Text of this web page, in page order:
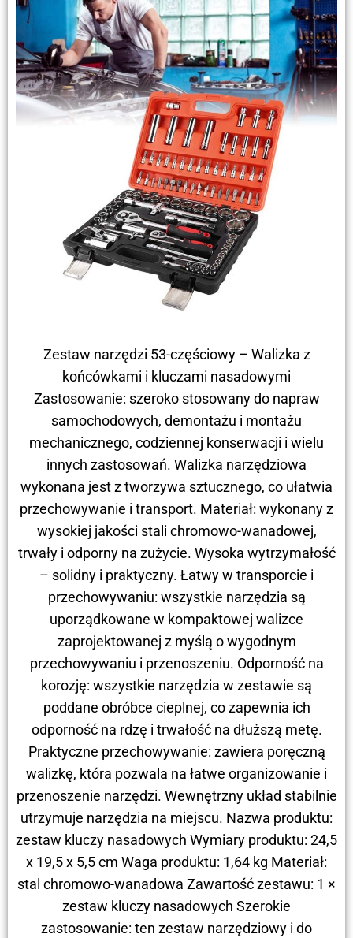
Zestaw narzędzi 53-częściowy – Walizka z
końcówkami i kluczami nasadowymi
Zastosowanie: szeroko stosowany do napraw
samochodowych, demontażu i montażu
mechanicznego, codziennej konserwacji i wielu
innych zastosowań. Walizka narzędziowa
wykonana jest z tworzywa sztucznego, co ułatwia
przechowywanie i transport. Materiał: wykonany z
wysokiej jakości stali chromowo-wanadowej,
trwały i odporny na zużycie. Wysoka wytrzymałość
– solidny i praktyczny. Łatwy w transporcie i
przechowywaniu: wszystkie narzędzia są
uporządkowane w kompaktowej walizce
zaprojektowanej z myślą o wygodnym
przechowywaniu i przenoszeniu. Odporność na
korozję: wszystkie narzędzia w zestawie są
poddane obróbce cieplnej, co zapewnia ich
odporność na rdzę i trwałość na dłuższą metę.
Praktyczne przechowywanie: zawiera poręczną
walizkę, która pozwala na łatwe organizowanie i
przenoszenie narzędzi. Wewnętrzny układ stabilnie
utrzymuje narzędzia na miejscu. Nazwa produktu:
zestaw kluczy nasadowych Wymiary produktu: 24,5
x 19,5 x 5,5 cm Waga produktu: 1,64 kg Materiał:
stal chromowo-wanadowa Zawartość zestawu: 1 ×
zestaw kluczy nasadowych Szerokie
zastosowanie: ten zestaw narzędziowy i do